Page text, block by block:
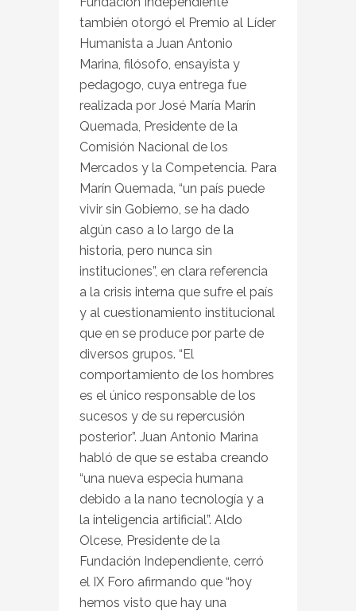
también otorgó el Premio al Líder
Humanista a Juan Antonio
Marina, filósofo, ensayista y
pedagogo, cuya entrega fue
realizada por José María Marín
Quemada, Presidente de la
Comisión Nacional de los
Mercados y la Competencia. Para
Marín Quemada, “un país puede
vivir sin Gobierno, se ha dado
algún caso a lo largo de la
historia, pero nunca sin
instituciones”, en clara referencia
a la crisis interna que sufre el país
y al cuestionamiento institucional
que en se produce por parte de
diversos grupos. “El
comportamiento de los hombres
es el único responsable de los
sucesos y de su repercusión
posterior”. Juan Antonio Marina
habló de que se estaba creando
“una nueva especia humana
debido a la nano tecnología y a
la inteligencia artificial”. Aldo
Olcese, Presidente de la
Fundación Independiente, cerró
el IX Foro afirmando que “hoy
hemos visto que hay una